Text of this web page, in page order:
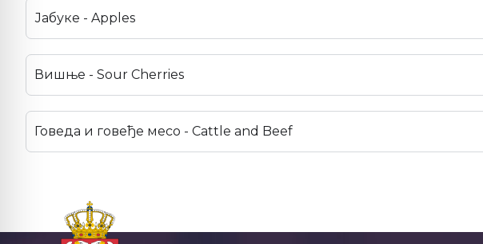
Јабуке - Apples
Вишње - Sour Cherries
Говеда и говеђе месо - Cattle and Beef